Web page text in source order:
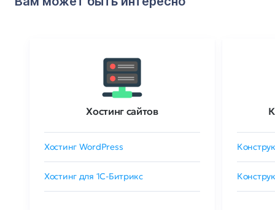
Хостинг сайтов
Хостинг WordPress
Хостинг для 1C-Битрикс